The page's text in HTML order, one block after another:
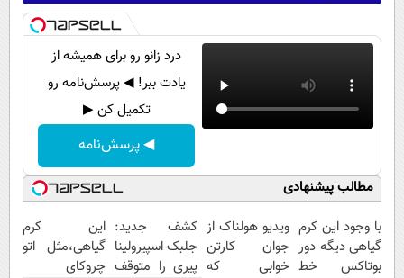
درد زانو رو برای همیشه از
یادت ببر! ◀ پرسش‌نامه رو
تکمیل کن ▶
◀ پرسش‌نامه
مطالب پیشنهادی
با وجود این کرم
گیاهی دیگه دور
بوتاکس خط
ویدیو هولناک از
جوان کارتن
خوابی که
کشف جدید:
جلبک اسپیرولینا
پیری را متوقف
این کرم
گیاهی،مثل اتو
چروکای